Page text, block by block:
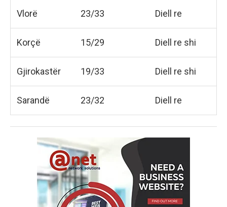
Vlorë 23/33 Diell re
Korçë 15/29 Diell re shi
Gjirokastër 19/33 Diell re shi
Sarandë 23/32 Diell re